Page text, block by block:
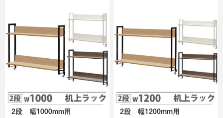
2段 幅1000mm用 2段 幅1200mm用